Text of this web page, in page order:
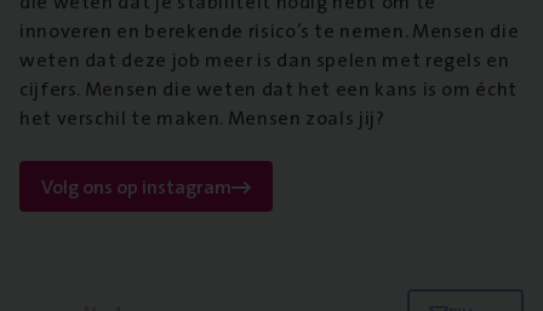
innoveren en berekende risico’s te nemen. Mensen die
weten dat deze job meer is dan spelen met regels en
cijfers. Mensen die weten dat het een kans is om écht
het verschil te maken. Mensen zoals jij?
Volg ons op instagram